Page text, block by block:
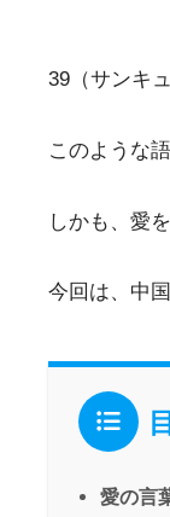
39（サンキ
このような
しかも、愛
今回は、中
愛の言